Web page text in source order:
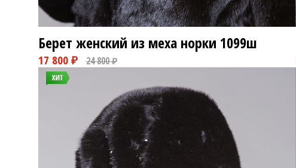
Берет женский из меха норки 1099ш